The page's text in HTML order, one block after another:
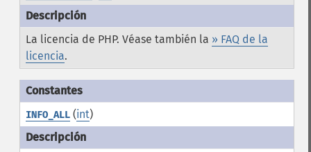
La licencia de PHP. Véase también la » FAQ de la
licencia.
INFO_ALL(int)